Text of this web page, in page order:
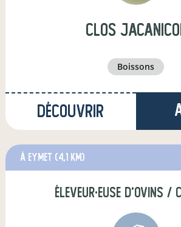
Clos
boissons
Découvrir
à eymet (4,1 km)
éleveur·euse d'ovins /